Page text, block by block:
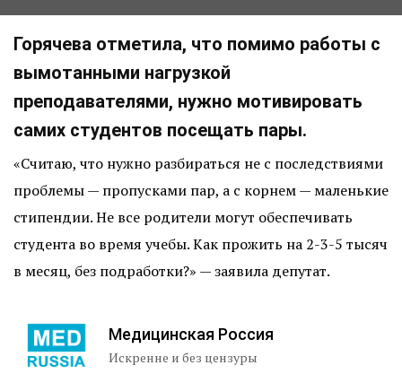
Горячева отметила, что помимо работы с
вымотанными нагрузкой
преподавателями, нужно мотивировать
самих студентов посещать пары.
«Считаю, что нужно разбираться не с последствиями
проблемы — пропусками пар, а с корнем — маленькие
стипендии. Не все родители могут обеспечивать
студента во время учебы. Как прожить на 2-3-5 тысяч
в месяц, без подработки?» — заявила депутат.
Медицинская Россия
Искренне и без цензуры